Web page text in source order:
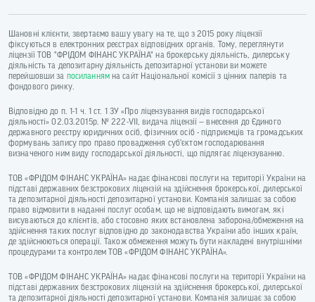
Шановні клієнти, звертаємо вашу увагу на те, що з 2015 року ліцензії
фіксуються в електронних реєстрах відповідних органів. Тому, переглянути
ліцензії ТОВ "ФРІДОМ ФІНАНС УКРАЇНА" на брокерську діяльність, дилерську
діяльність та депозитарну діяльність депозитарної установи ви можете
перейшовши за посиланнямна сайт Національної комісії з цінних паперів та
фондового ринку.
Відповідно до п. 1-1 ч. 1 ст. 1 ЗУ «Про ліцензування видів господарської
діяльності» 02.03.2015р. № 222-VII, видача ліцензії — внесення до Єдиного
державного реєстру юридичних осіб, фізичних осіб - підприємців та громадських
формувань запису про право провадження суб’єктом господарювання
визначеного ним виду господарської діяльності, що підлягає ліцензуванню.
ТОВ «ФРІДОМ ФІНАНС УКРАЇНА» надає фінансові послуги на території України на
підставі державних безстрокових ліцензій на здійснення брокерської, дилерської
та депозитарної діяльності депозитарної установи. Компанія залишає за собою
право відмовити в наданні послуг особам, що не відповідають вимогам, які
висуваються до клієнтів, або стосовно яких встановлена заборона/обмеження на
здійснення таких послуг відповідно до законодавства України або інших країн,
де здійснюються операції. Також обмеження можуть бути накладені внутрішніми
процедурами та контролем ТОВ «ФРІДОМ ФІНАНС УКРАЇНА».
ТОВ «ФРІДОМ ФІНАНС УКРАЇНА» надає фінансові послуги на території України на
підставі державних безстрокових ліцензій на здійснення брокерської, дилерської
та депозитарної діяльності депозитарної установи. Компанія залишає за собою